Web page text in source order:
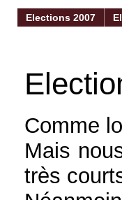
Elections 2007
Comme
Mais
très